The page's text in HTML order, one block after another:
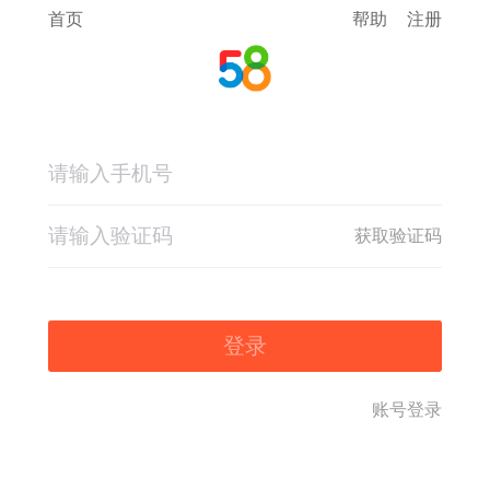
首页 帮助 注册
获取验证码
登录
账号登录